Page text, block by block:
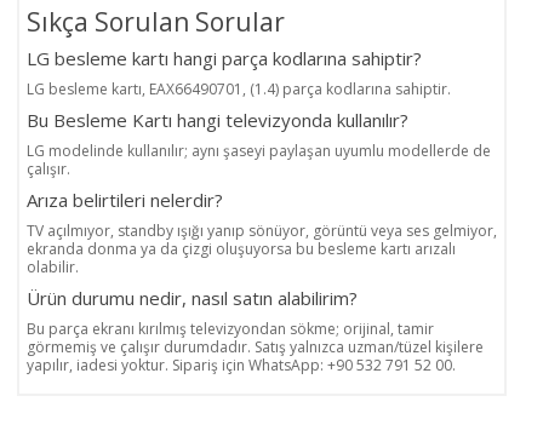
Sıkça Sorulan Sorular
LG besleme kartı hangi parça kodlarına sahiptir?
LG besleme kartı, EAX66490701, (1.4) parça kodlarına sahiptir.
Bu Besleme Kartı hangi televizyonda kullanılır?
LG modelinde kullanılır; aynı şaseyi paylaşan uyumlu modellerde de
çalışır.
Arıza belirtileri nelerdir?
TV açılmıyor, standby ışığı yanıp sönüyor, görüntü veya ses gelmiyor,
ekranda donma ya da çizgi oluşuyorsa bu besleme kartı arızalı
olabilir.
Ürün durumu nedir, nasıl satın alabilirim?
Bu parça ekranı kırılmış televizyondan sökme; orijinal, tamir
görmemiş ve çalışır durumdadır. Satış yalnızca uzman/tüzel kişilere
yapılır, iadesi yoktur. Sipariş için WhatsApp: +90 532 791 52 00.